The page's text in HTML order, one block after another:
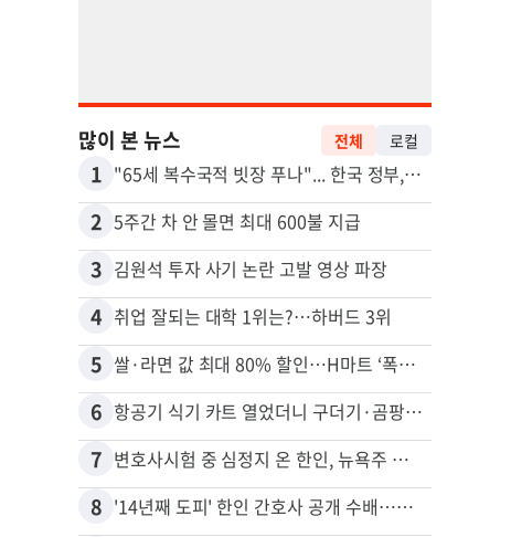
많이 본 뉴스 전체 로컬
1 "65세 복수국적 빗장 푸나"... 한국 정부, 연령 완화 전면 추진
2 5주간 차 안 몰면 최대 600불 지급
3 김원석 투자 사기 논란 고발 영상 파장
4 취업 잘되는 대학 1위는?…하버드 3위
5 쌀·라면 값 최대 80% 할인…H마트 ‘폭탄 세일’
6 항공기 식기 카트 열었더니 구더기·곰팡이…LAX 기내식 업체 논란
7 변호사시험 중 심정지 온 한인, 뉴욕주 제소
8 '14년째 도피' 한인 간호사 공개 수배…메디케어 사기 유죄